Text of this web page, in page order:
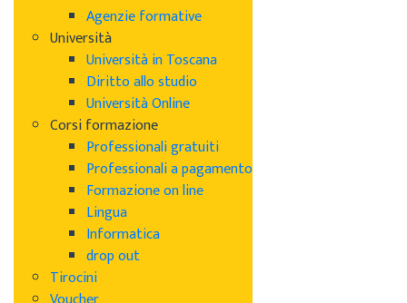
Agenzie formative
Università
Università in Toscana
Diritto allo studio
Università Online
Corsi formazione
Professionali gratuiti
Professionali a pagamento
Formazione on line
Lingua
Informatica
drop out
Tirocini